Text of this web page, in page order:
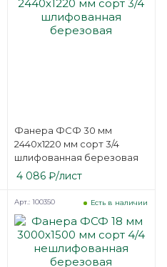
Фанера ФСФ 30 мм
2440х1220 мм сорт 3/4
шлифованная березовая
4 086₽/лист
Есть в наличии
Арт.: 100350